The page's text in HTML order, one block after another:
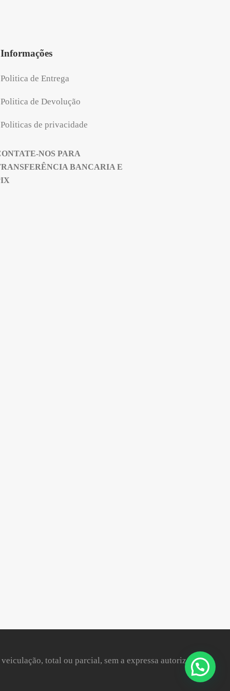
Informações
Politica de Entrega
Politica de Devolução
Politicas de privacidade
NOS PARA
BANCARIA E
total ou parcial, sem a expressa autorização da
Olá ! Como podemos ajudar?